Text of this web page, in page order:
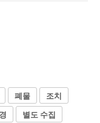
폐물
조치
별도 수집